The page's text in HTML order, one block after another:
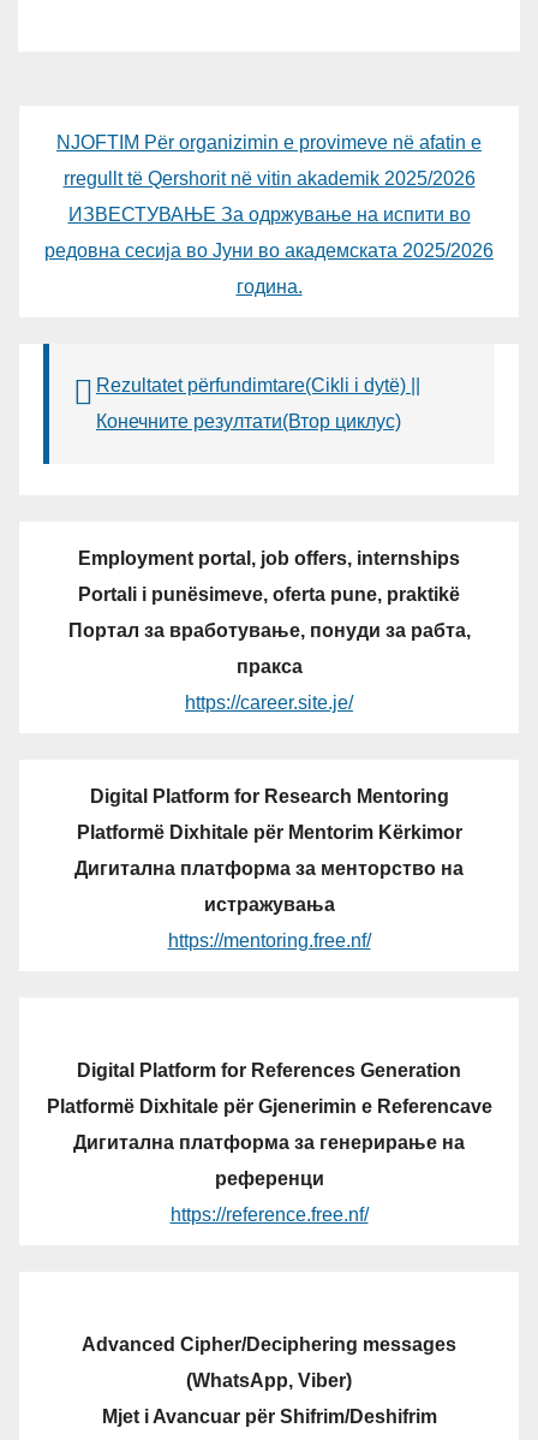
NJOFTIM Për organizimin e provimeve në afatin e
rregullt të Qershorit në vitin akademik 2025/2026
ИЗВЕСТУВАЊЕ За одржување на испити во
редовна сесија во Јуни во академската 2025/2026
година.
Rezultatet përfundimtare(Cikli i dytë) ||
Конечните резултати(Втор циклус)
Employment portal, job offers, internships
Portali i punësimeve, oferta pune, praktikë
Портал за вработување, понуди за рабта,
пракса
https://career.site.je/
Digital Platform for Research Mentoring
Platformë Dixhitale për Mentorim Kërkimor
Дигитална платформа за менторство на
истражувања
https://mentoring.free.nf/
Digital Platform for References Generation
Platformë Dixhitale për Gjenerimin e Referencave
Дигитална платформа за генерирање на
референци
https://reference.free.nf/
Advanced Cipher/Deciphering messages
(WhatsApp, Viber)
Mjet i Avancuar për Shifrim/Deshifrim